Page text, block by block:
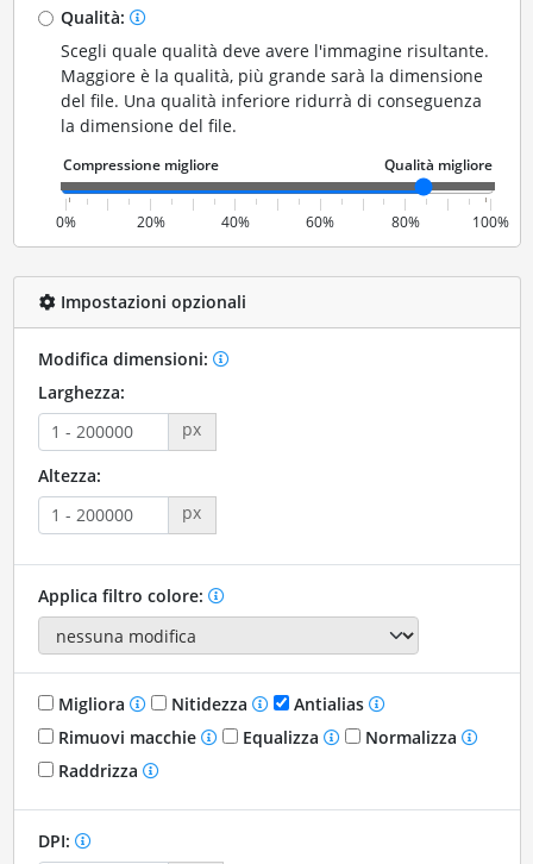
Qualità:
Scegli quale qualità deve avere l'immagine risultante.
Maggiore è la qualità, più grande sarà la dimensione
del file. Una qualità inferiore ridurrà di conseguenza
la dimensione del file.
0% 20% 40% 60% 80% 100%
Impostazioni opzionali
Modifica dimensioni:
Larghezza:
px
Altezza:
px
Applica filtro colore:
Migliora Nitidezza
Antialias
Rimuovi macchie
Equalizza
Normalizza
Raddrizza
DPI: